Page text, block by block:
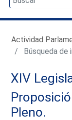
Actividad
Búsqueda de
XIV
Pleno.